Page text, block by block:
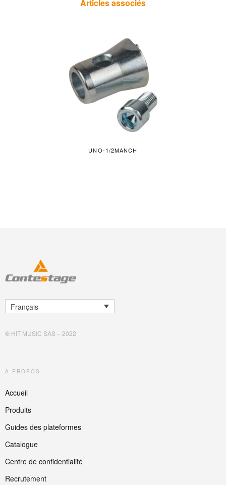
Articles associés
UNO-1/2MANCH
Français
© HIT MUSIC SAS – 2022
A PROPOS
Accueil
Produits
Guides des plateformes
Catalogue
Centre de confidentialité
Recrutement